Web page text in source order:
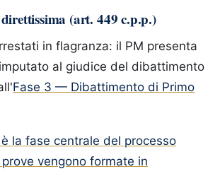
(art. 449 c.p.p.)
in flagranza: il PM presenta
al giudice del dibattimento
Fase 3 — Dibattimento di Primo
la fase centrale del processo
vengono formate in